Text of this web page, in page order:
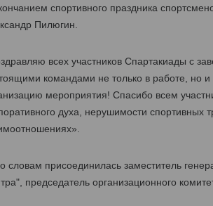
спортивного праздника
Пилюгин.
всех участников Спартакиады с
командами не только в работе, но
мероприятия! Спасибо всем
духа, нерушимости
словам присоединилась заместитель
председатель организационного